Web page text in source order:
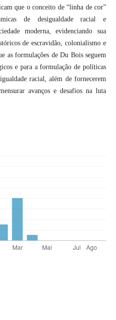
que o conceito de “linha de cor”
de desigualdade racial e
moderna, evidenciando sua
de escravidão, colonialismo e
as formulações de Du Bois seguem
e para a formulação de políticas
racial, além de fornecerem
avanços e desafios na luta